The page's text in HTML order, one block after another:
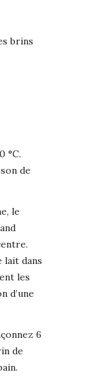
brins
°C.
de
le
dans
les
d’une
6
de